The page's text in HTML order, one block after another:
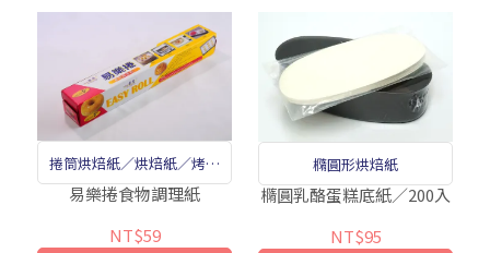
捲筒烘焙紙／烘焙紙／烤盤
紙／烘焙油紙／烤盤油紙
易樂捲食物調理紙
NT$59
橢圓形烘焙紙
橢圓乳酪蛋糕底紙／200入
NT$95